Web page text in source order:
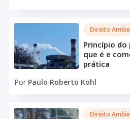
Direito
Princípio
que é e
prática
Por Paulo Roberto Kohl
Direito